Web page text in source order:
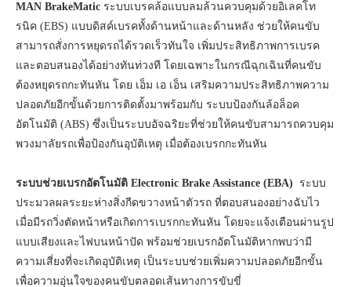
MAN BrakeMatic ระบบเบรคล้อแบบลมล้วนควบคุมด้วยอิเลคโท
รนิค (EBS) แบบดิสค์เบรคทั้งด้านหน้าและด้านหลัง ช่วยให้คนขับ
สามารถสั่งการหยุดรถได้รวดเร็วทันใจ เพิ่มประสิทธิภาพการเบรค
และตอบสนองได้อย่างทันท่วงที โดยเฉพาะในกรณีฉุกเฉินที่คนขับ
ต้องหยุดรถกะทันหัน โดย เอ็ม เอ เอ็น เสริมความประสิทธิภาพความ
ปลอดภัยอีกขั้นด้วยการติดตั้งมาพร้อมกับ ระบบป้องกันล้อล็อค
อัตโนมัติ (ABS) ซึ่งเป็นระบบอัจฉริยะที่ช่วยให้คนขับสามารถควบคุม
พวงมาลัยรถเพื่อป้องกันอุบัติเหตุ เมื่อต้องเบรกกะทันหัน
ระบบช่วยเบรกอัตโนมัติ Electronic Brake Assistance (EBA) ระบบ
ประมวลผลระยะห่างสิ่งกีดขวางหน้าตัวรถ ที่ตอบสนองอย่างฉับไว
เมื่อมีรถวิ่งตัดหน้าหรือเกิดการเบรกกะทันหัน โดยจะแจ้งเตือนผ่านรูป
แบบเสียงและไฟบนหน้าปัด พร้อมช่วยเบรกอัตโนมัติหากพบว่ามี
ความเสี่ยงที่จะเกิดอุบัติเหตุ เป็นระบบช่วยเพิ่มความปลอดภัยอีกขั้น
เพื่อความอุ่นใจของคนขับตลอดเส้นทางการขับขี่